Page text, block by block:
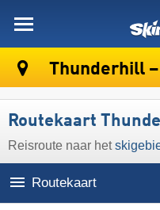
Thunderhill
Routekaart
Reisroute naar het
Routekaart